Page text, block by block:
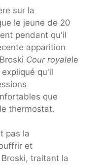
sur la
le jeune de 20
pendant qu'il
apparition
Cour royalele
qu'il
que
thermostat.
pas la
et
traitant la